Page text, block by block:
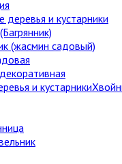
деревья и кустарники
(жасмин садовый)